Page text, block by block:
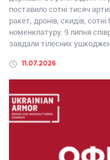
поставило сотні тисяч
ракет, дронів, скидів,
номенклатуру. 9 липня
завдали тілесних
11.07.2026